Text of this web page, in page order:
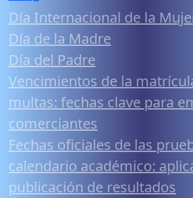
Día Internacional de la
Día de la Madre
Día del Padre
Vencimientos de la
multas: fechas clave para
comerciantes
Fechas oficiales de las
calendario académico:
publicación de resultados